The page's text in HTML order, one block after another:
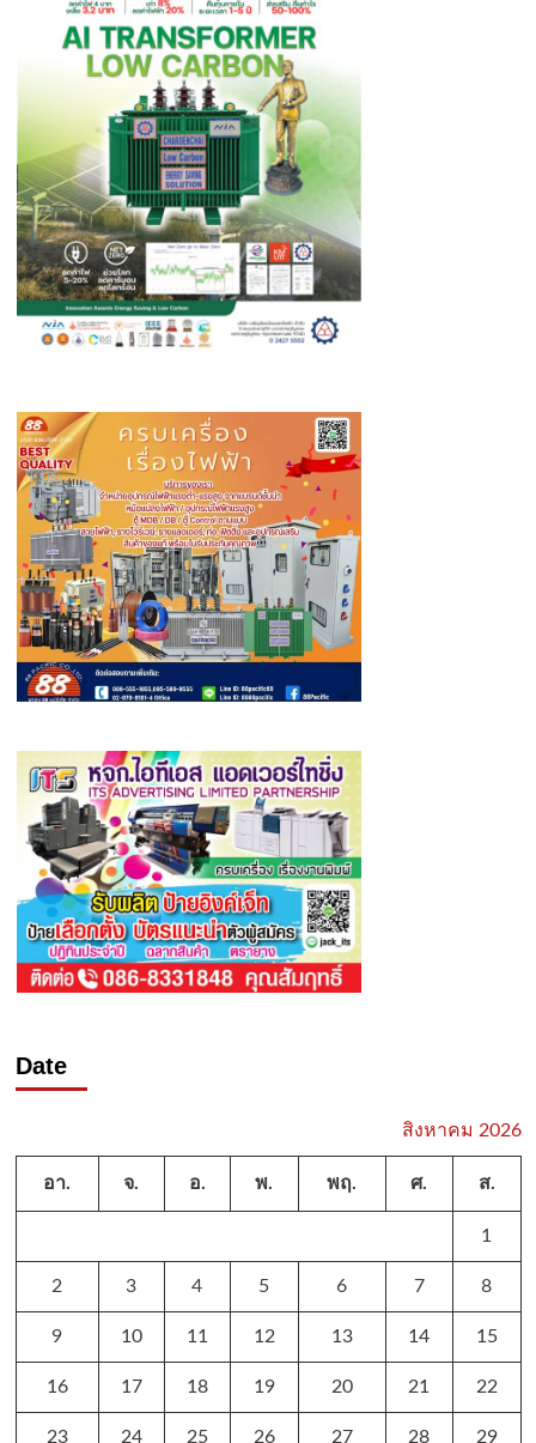
Date
สิงหาคม 2026
อา. จ. อ. พ. พฤ. ศ. ส.
1
2 3 4 5 6 7 8
9 10 11 12 13 14 15
16 17 18 19 20 21 22
23 24 25 26 27 28 29